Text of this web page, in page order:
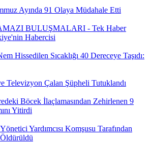
Ayında 91 Olaya Müdahale Etti
BULUŞMALARI - Tek Haber
Habercisi
Hissedilen Sıcaklığı 40 Dereceye Taşıdı:
Televizyon Çalan Şüpheli Tutuklandı
Böcek İlaçlamasından Zehirlenen 9
Yitirdi
Yardımcısı Komşusu Tarafından